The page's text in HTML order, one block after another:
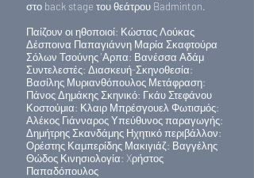
στο back stage του θεάτρου Badminton.
Παίζουν οι ηθοποιοί: Κώστας Λούκας
Δέσποινα Παπαγιάννη Μαρία Σκαφτούρα
Σόλων Τσούνης 'Αρπα: Βανέσσα Αδάμ
Συντελεστές: Διασκευή-Σκηνοθεσία:
Βασίλης Μυριανθόπουλος Μετάφραση:
Πάνος Δημάκης Σκηνικό: Γκάυ Στεφάνου
Κοστούμια: Κλαιρ Μπρέσγουελ Φωτισμός:
Αλέκος Γιάνναρος Υπεύθυνος παραγωγής:
Δημήτρης Σκανδάμης Ηχητικό περιβάλλον:
Ορέστης Καμπερίδης Μακιγιάζ: Βαγγέλης
Θώδος Κινησιολογία: Xρήστος
Παπαδόπουλος